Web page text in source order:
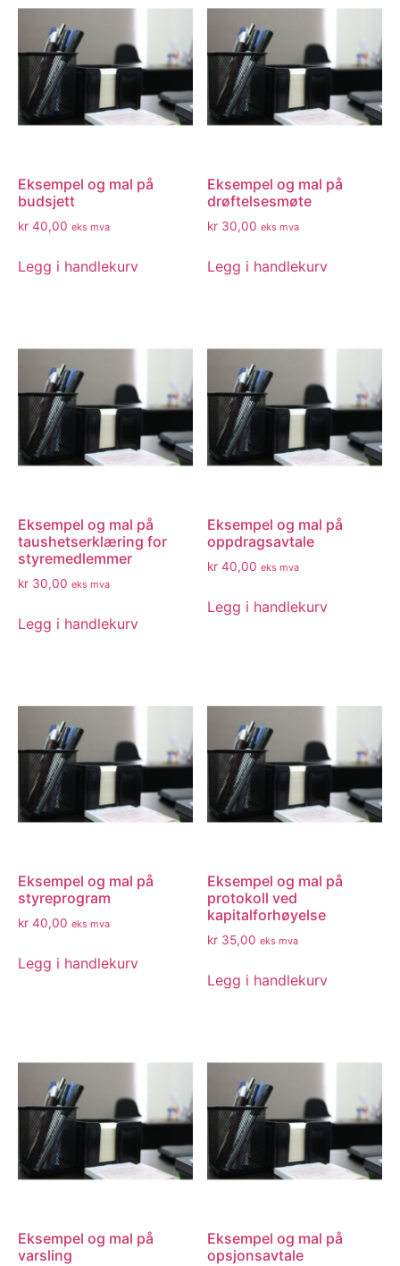
Eksempel og mal på
budsjett
kr 40,00 eks mva
Legg i handlekurv
Eksempel og mal på
drøftelsesmøte
kr 30,00 eks mva
Legg i handlekurv
Eksempel og mal på
taushetserklæring for
styremedlemmer
kr 30,00 eks mva
Legg i handlekurv
Eksempel og mal på
oppdragsavtale
kr 40,00 eks mva
Legg i handlekurv
Eksempel og mal på
styreprogram
kr 40,00 eks mva
Legg i handlekurv
Eksempel og mal på
protokoll ved
kapitalforhøyelse
kr 35,00 eks mva
Legg i handlekurv
Eksempel og mal på
varsling
Eksempel og mal på
opsjonsavtale